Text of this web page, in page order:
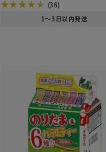
(36)
1～3日以内発送